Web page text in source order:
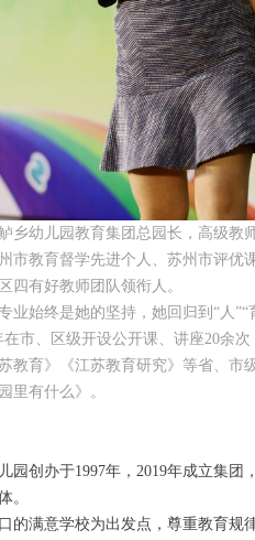
乡幼儿园教育集团总园长，高级教
市教育督学先进个人、苏州市评
四有好教师团队领衔人。
业始终是她的坚持，她回归到“人
在市、区级开设公开课、讲座20余
教育》《江苏教育研究》等省、
里有什么》。
园创办于1997年，2019年成立集
。
的满意学校为出发点，尊重教育